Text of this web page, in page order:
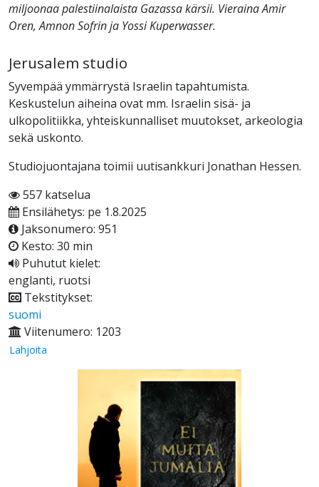
miljoonaa palestiinalaista Gazassa kärsii. Vieraina Amir
Oren, Amnon Sofrin ja Yossi Kuperwasser.
Jerusalem studio
Syvempää ymmärrystä Israelin tapahtumista.
Keskustelun aiheina ovat mm. Israelin sisä- ja
ulkopolitiikka, yhteiskunnalliset muutokset, arkeologia
sekä uskonto.
Studiojuontajana toimii uutisankkuri Jonathan Hessen.
557 katselua
Ensilähetys: pe 1.8.2025
Jaksonumero: 951
Kesto: 30 min
Puhutut kielet:
englanti, ruotsi
Tekstitykset:
suomi
Viitenumero: 1203
Lahjoita